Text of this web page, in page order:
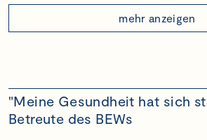
mehr anzeigen
"Meine Gesundheit hat sich
Betreute des BEWs